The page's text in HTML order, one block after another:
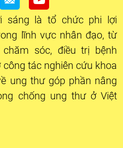
sáng là tổ chức phi lợi
lĩnh vực nhân đạo, từ
sóc, điều trị bệnh
tác nghiên cứu khoa
ung thư góp phần nâng
chống ung thư ở Việt